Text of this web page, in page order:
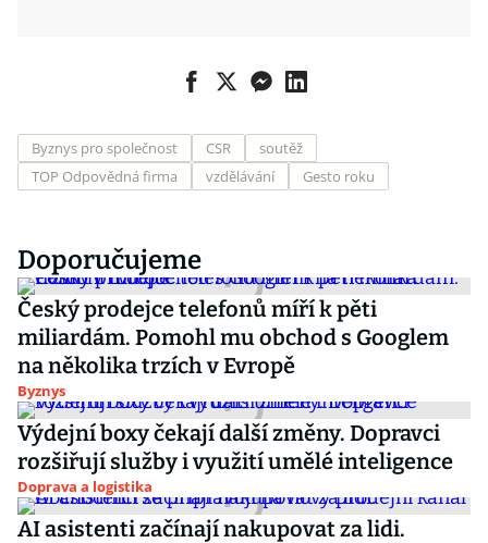
Byznys pro společnost CSR
soutěž
TOP Odpovědná firma
vzdělávání Gesto roku
Doporučujeme
Český prodejce telefonů míří k pěti
miliardám. Pomohl mu obchod s Googlem
na několika trzích v Evropě
Byznys
Výdejní boxy čekají další změny. Dopravci
rozšiřují služby i využití umělé inteligence
Doprava a logistika
AI asistenti začínají nakupovat za lidi.